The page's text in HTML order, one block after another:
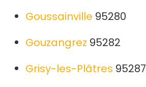
Goussainville 95280
Gouzangrez 95282
Grisy-les-Plâtres 95287